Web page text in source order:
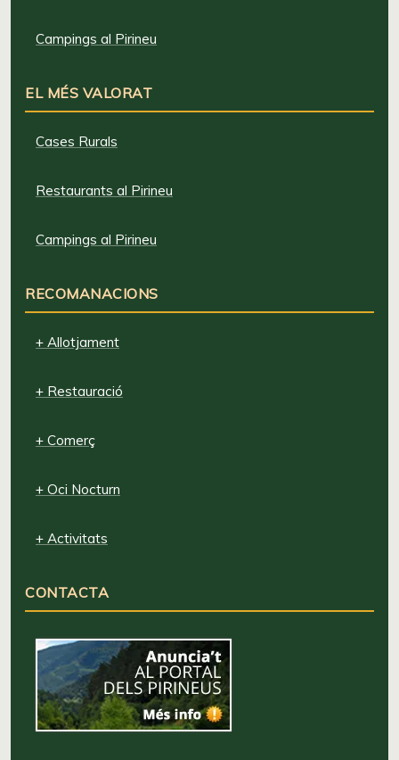
Campings al Pirineu
EL MÉS VALORAT
Cases Rurals
Restaurants al Pirineu
Campings al Pirineu
RECOMANACIONS
+ Allotjament
+ Restauració
+ Comerç
+ Oci Nocturn
+ Activitats
CONTACTA